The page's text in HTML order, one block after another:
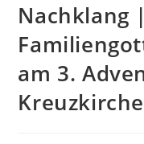
Nachklang |
am 3.
Kreuzkirche